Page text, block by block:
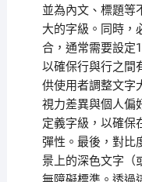
並為內文、標題等
大的字級。同時，
合，通常需要設定
以確保行與行之間
供使用者調整文字
視力差異與個人偏
定義字級，以確保
彈性。最後，對比
景上的深色文字（